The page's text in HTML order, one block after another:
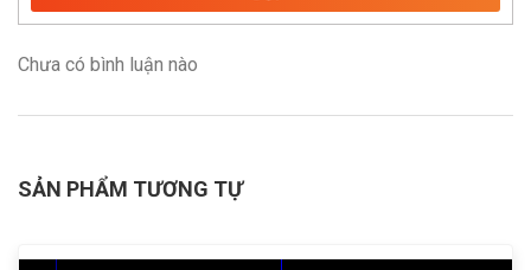
Chưa có bình luận nào
SẢN PHẨM TƯƠNG TỰ